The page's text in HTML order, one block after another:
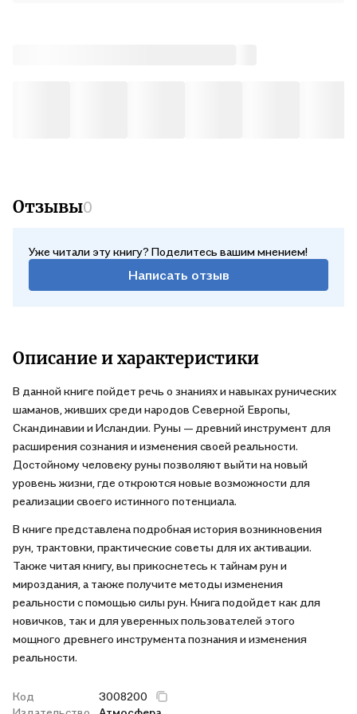
Отзывы0
Уже читали эту книгу? Поделитесь вашим мнением!
Написать отзыв
Описание и характеристики
В данной книге пойдет речь о знаниях и навыках рунических
шаманов, живших среди народов Северной Европы,
Скандинавии и Исландии. Руны — древний инструмент для
расширения сознания и изменения своей реальности.
Достойному человеку руны позволяют выйти на новый
уровень жизни, где откроются новые возможности для
реализации своего истинного потенциала.
В книге представлена подробная история возникновения
рун, трактовки, практические советы для их активации.
Также читая книгу, вы прикоснетесь к тайнам рун и
мироздания, а также получите методы изменения
реальности с помощью силы рун. Книга подойдет как для
новичков, так и для уверенных пользователей этого
мощного древнего инструмента познания и изменения
реальности.
Код
3008200